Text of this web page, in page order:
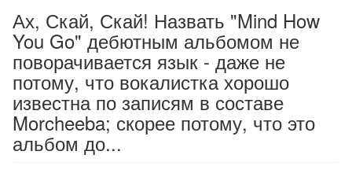
Ах, Скай, Скай! Назвать "Mind How
You Go" дебютным альбомом не
поворачивается язык - даже не
потому, что вокалистка хорошо
известна по записям в составе
Morcheeba; скорее потому, что это
альбом до...